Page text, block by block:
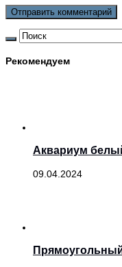
Рекомендуем
Аквариум
09.04.2024